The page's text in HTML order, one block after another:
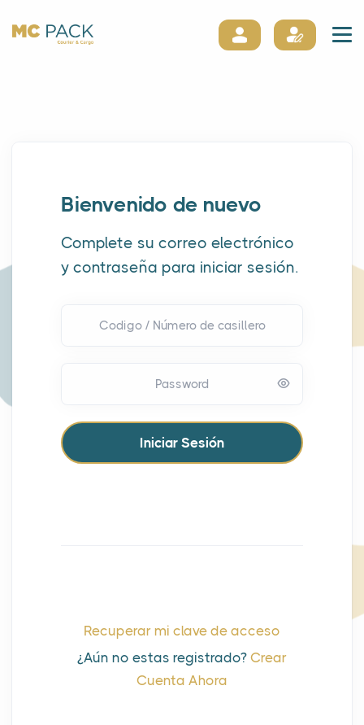
Bienvenido de nuevo
Complete su correo electrónico
y contraseña para iniciar sesión.
Codigo / Número de casillero
Password
Recuperar mi clave de acceso
¿Aún no estas registrado? Crear
Cuenta Ahora